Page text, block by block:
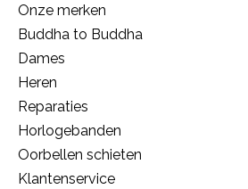
Onze merken
Buddha to Buddha
Dames
Heren
Reparaties
Horlogebanden
Oorbellen schieten
Klantenservice